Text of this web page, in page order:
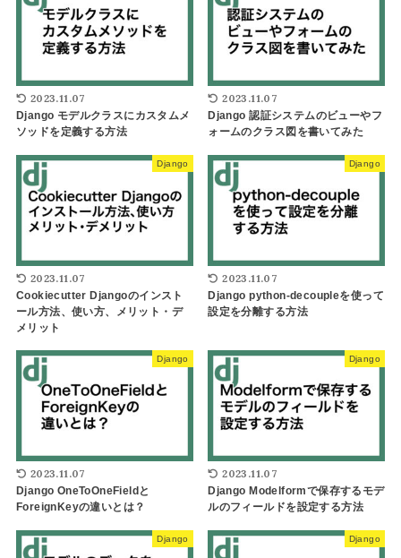
2023.11.07
Django モデルクラスにカスタムメ
ソッドを定義する方法
2023.11.07
Django 認証システムのビューやフ
ォームのクラス図を書いてみた
Django
2023.11.07
Cookiecutter Djangoのインスト
ール方法、使い方、メリット・デ
メリット
Django
2023.11.07
Django python-decoupleを使って
設定を分離する方法
Django
2023.11.07
Django OneToOneFieldと
ForeignKeyの違いとは？
Django
2023.11.07
Django Modelformで保存するモデ
ルのフィールドを設定する方法
Django Django